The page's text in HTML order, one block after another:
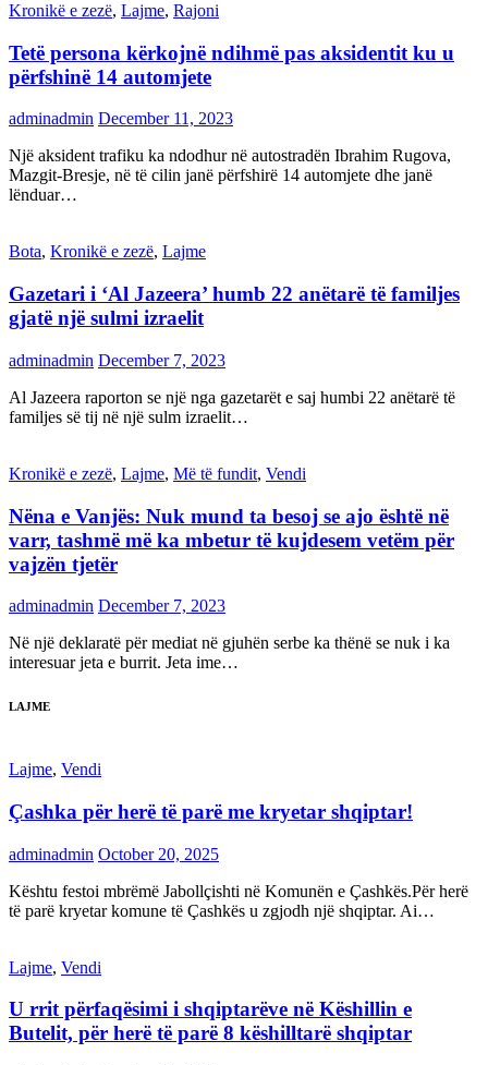
Kronikë e zezë, Lajme, Rajoni
Tetë persona kërkojnë ndihmë pas aksidentit ku u
përfshinë 14 automjete
adminadmin December 11, 2023
Një aksident trafiku ka ndodhur në autostradën Ibrahim Rugova,
Mazgit-Bresje, në të cilin janë përfshirë 14 automjete dhe janë
lënduar…
Bota, Kronikë e zezë, Lajme
Gazetari i ‘Al Jazeera’ humb 22 anëtarë të familjes
gjatë një sulmi izraelit
adminadmin December 7, 2023
Al Jazeera raporton se një nga gazetarët e saj humbi 22 anëtarë të
familjes së tij në një sulm izraelit…
Kronikë e zezë, Lajme, Më të fundit, Vendi
Nëna e Vanjës: Nuk mund ta besoj se ajo është në
varr, tashmë më ka mbetur të kujdesem vetëm për
vajzën tjetër
adminadmin December 7, 2023
Në një deklaratë për mediat në gjuhën serbe ka thënë se nuk i ka
interesuar jeta e burrit. Jeta ime…
LAJME
Lajme, Vendi
Çashka për herë të parë me kryetar shqiptar!
adminadmin October 20, 2025
Kështu festoi mbrëmë Jabollçishti në Komunën e Çashkës.Për herë
të parë kryetar komune të Çashkës u zgjodh një shqiptar. Ai…
Lajme, Vendi
U rrit përfaqësimi i shqiptarëve në Këshillin e
Butelit, për herë të parë 8 këshilltarë shqiptar